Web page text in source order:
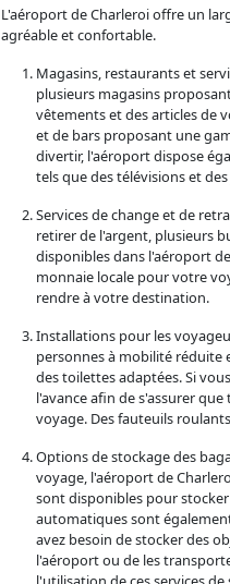
L'aéroport de Charleroi offre un
agréable et confortable.
Magasins, restaurants et
plusieurs magasins
vêtements et des articles de
et de bars proposant une
divertir, l'aéroport dispose
tels que des télévisions et
Services de change et de
retirer de l'argent, plusieurs
disponibles dans l'aéroport
monnaie locale pour votre
rendre à votre destination.
Installations pour les
personnes à mobilité réduite
des toilettes adaptées. Si
l'avance afin de s'assurer
voyage. Des fauteuils
Options de stockage des
voyage, l'aéroport de
sont disponibles pour
automatiques sont
avez besoin de stocker des
l'aéroport ou de les